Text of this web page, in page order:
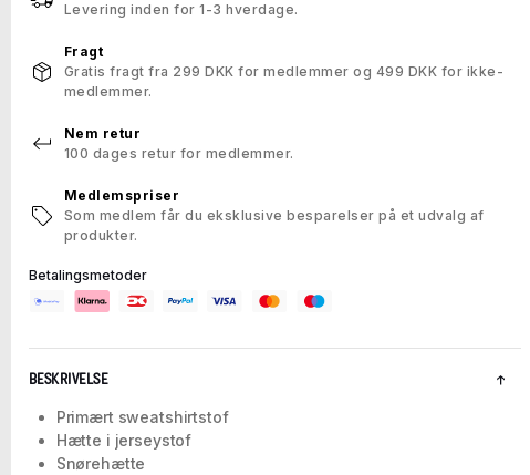
Levering inden for 1-3 hverdage.
Fragt
Gratis fragt fra 299 DKK for medlemmer og 499 DKK for ikke-
medlemmer.
Nem retur
100 dages retur for medlemmer.
Medlemspriser
Som medlem får du eksklusive besparelser på et udvalg af
produkter.
Betalingsmetoder
BESKRIVELSE
Primært sweatshirtstof
Hætte i jerseystof
Snørehætte